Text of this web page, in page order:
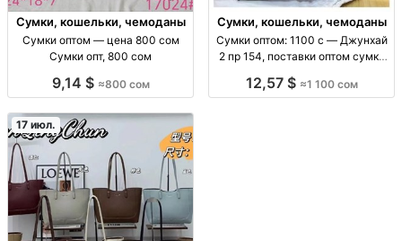
Сумки, кошельки, чемоданы
Сумки оптом — цена 800 сом
Сумки опт, 800 сом
9,14 $ ≈800 сом
Сумки, кошельки, чемоданы
Сумки оптом: 1100 с — Джунхай
2 пр 154, поставки оптом сумки
154»), цена 1100 с, поставки для
12,57 $ ≈1 100 сом
17 июл.